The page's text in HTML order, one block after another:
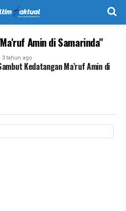
Amin di Samarinda"
3 tahun ago
Kedatangan Ma’ruf Amin di